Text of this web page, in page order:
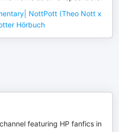
NottPott (Theo Nott x
Hörbuch
featuring HP fanfics in